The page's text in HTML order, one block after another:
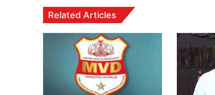
Related Articles